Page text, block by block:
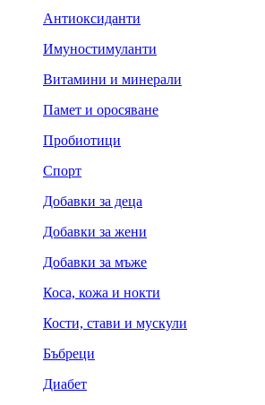
Антиоксиданти
Имуностимуланти
Витамини и минерали
Памет и оросяване
Пробиотици
Спорт
Добавки за деца
Добавки за жени
Добавки за мъже
Коса, кожа и нокти
Кости, стави и мускули
Бъбреци
Диабет